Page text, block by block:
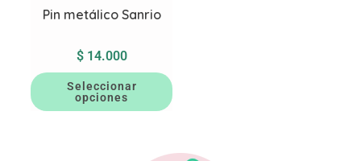
Pin metálico Sanrio
$14.000
Seleccionar
opciones